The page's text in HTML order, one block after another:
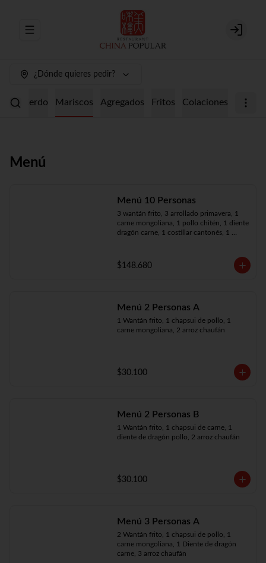
Abrir menu de navegación Login
¿Dónde quieres pedir?
Cerdo Mariscos Agregados Fritos Colaciones
Menú
Menú 10 Personas
3 wantán frito, 3 arrollado primavera, 1
carne mongoliana, 1 pollo chitén, 1 diente
dragón carne, 1 costillar cantonés, 1
10 arroz chaufán
$148.680
Menú 2 Personas A
1 Wantán frito, 1 chapsui de pollo, 1
carne mongoliana, 2 arroz chaufán
$30.100
Menú 2 Personas B
1 Wantán frito, 1 chapsui de carne, 1
diente de dragón pollo, 2 arroz chaufán
$30.100
Menú 3 Personas A
2 Wantán frito, 1 chapsui de pollo, 1
carne mongoliana, 1 Diente de dragón
carne, 3 arroz chaufán